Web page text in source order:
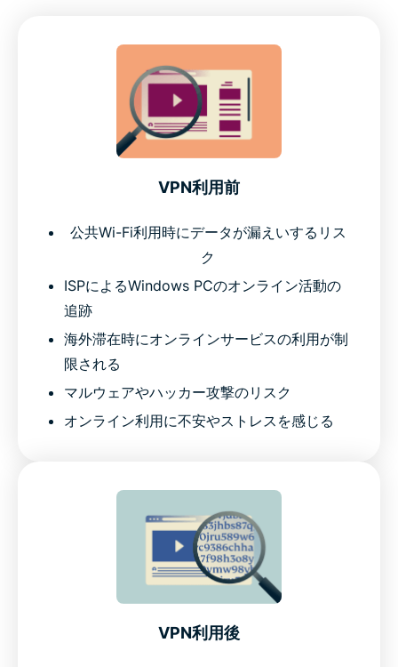
VPN利用前
公共Wi-Fi利用時にデータが漏えいするリス
ク
ISPによるWindows PCのオンライン活動の
追跡
海外滞在時にオンラインサービスの利用が制
限される
マルウェアやハッカー攻撃のリスク
オンライン利用に不安やストレスを感じる
VPN利用後